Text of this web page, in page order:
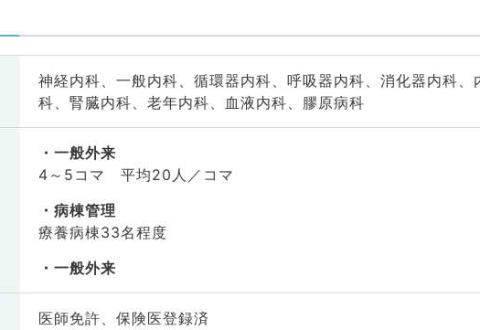
神経内科、一般内科、循環器内科、呼吸器内科、消化器内科、
科、腎臓内科、老年内科、血液内科、膠原病科
一般外来
4～5コマ 平均20人／コマ
病棟管理
療養病棟33名程度
一般外来
医師免許、保険医登録済